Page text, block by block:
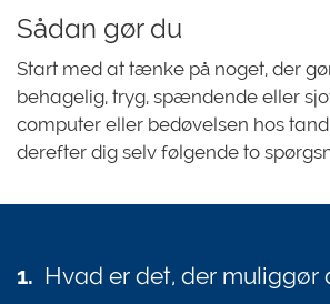
Sådan gør du
Start med at tænke på noget, der
behagelig, tryg, spændende eller
computer eller bedøvelsen hos
derefter dig selv følgende to
1. Hvad er det, der muliggør